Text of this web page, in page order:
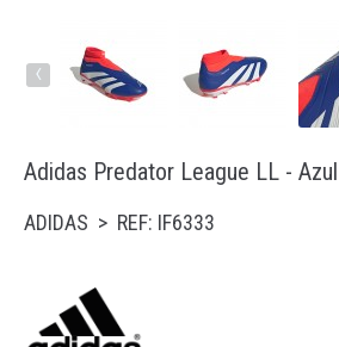
‹
Adidas Predator League LL - Azul
ADIDAS > REF: IF6333